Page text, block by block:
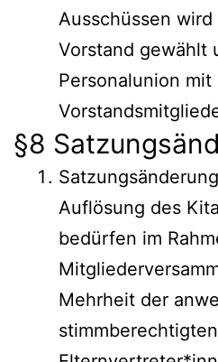
Ausschüssen
Vorstand gewählt
Personalunion mit
§8
Auflösung des
bedürfen im
Mehrheit der
stimmberechtigten